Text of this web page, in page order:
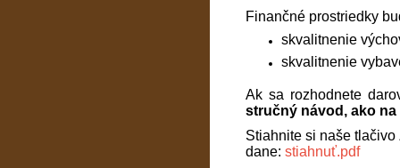
Finančné prostriedky
skvalitnenie
skvalitnenie
Ak sa rozhodnete
stručný návod, ako na
Stiahnite si naše
dane: stiahnuť.pdf